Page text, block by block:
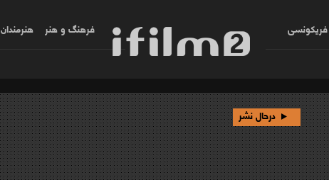
فریکونسی فرهنگ و هنر هنرمندان
درحال نشر